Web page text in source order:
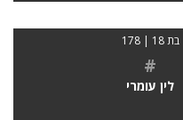
בת 18 | 178
#
לין עומרי